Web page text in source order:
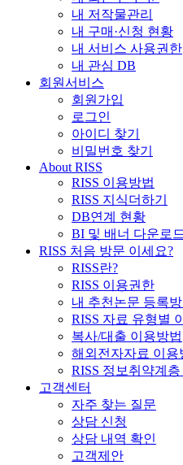
내 저작물관리
내 구매·신청 현황
내 서비스 사용권한
내 관심 DB
회원서비스
회원가입
로그인
아이디 찾기
비밀번호 찾기
About RISS
RISS 이용방법
RISS 지식더하기
DB연계 현황
BI 및 배너 다운로드
RISS 처음 방문 이세요?
RISS란?
RISS 이용권한
내 추천논문 등록
RISS 자료 유형별
복사/대출 이용방법
해외전자자료 이용
RISS 정보취약계
고객센터
자주 찾는 질문
상담 신청
상담 내역 확인
고객제안